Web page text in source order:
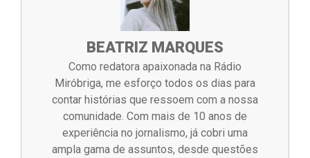
BEATRIZ MARQUES
Como redatora apaixonada na Rádio
Miróbriga, me esforço todos os dias para
contar histórias que ressoem com a nossa
comunidade. Com mais de 10 anos de
experiência no jornalismo, já cobri uma
ampla gama de assuntos, desde questões